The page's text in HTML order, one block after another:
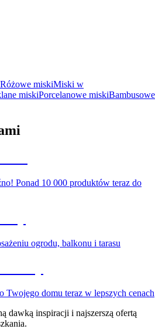
Różowe miskiMiski w
miskiPorcelanowe miskiBambusowe
Ponad 10 000 produktów teraz do
ogrodu, balkonu i tarasu
Twojego domu teraz w lepszych cenach
dawką inspiracji i najszerszą ofertą